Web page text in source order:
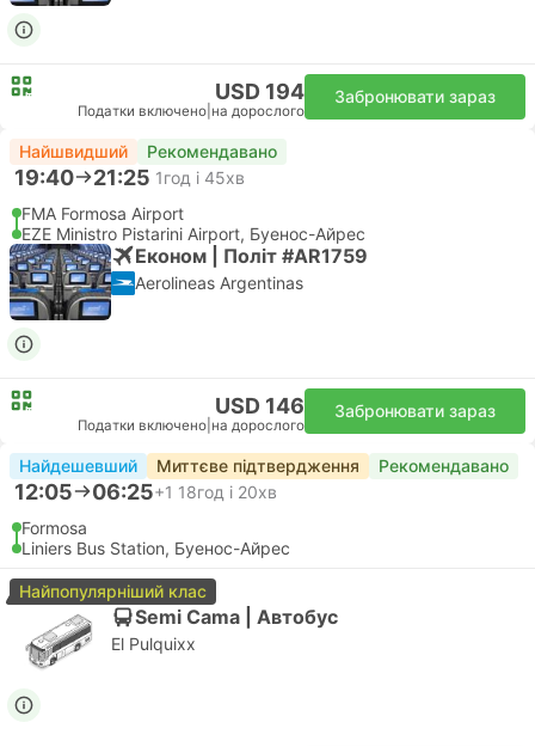
USD 194
Податки включено на дорослого
Забронювати зараз
Найшвидший Рекомендавано
19:40 21:25 1год і 45хв
FMA Formosa Airport
EZE Ministro Pistarini Airport, Буенос-Айрес
Економ | Політ #AR1759
Aerolineas Argentinas
USD 146
Податки включено на дорослого
Забронювати зараз
Найдешевший Миттєве підтвердження Рекомендавано
12:05 06:25+1 18год і 20хв
Formosa
Liniers Bus Station, Буенос-Айрес
Найпопулярніший клас
Semi Cama | Автобус
El Pulquixx